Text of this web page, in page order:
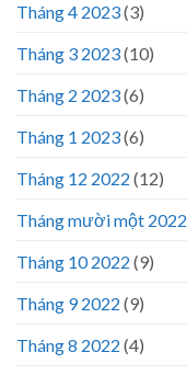
Tháng 4 2023(3)
Tháng 3 2023(10)
Tháng 2 2023(6)
Tháng 1 2023(6)
Tháng 12 2022 (12)
Tháng mười một 2022
Tháng 10 2022 (9)
Tháng 9 2022 (9)
Tháng 8 2022 (4)